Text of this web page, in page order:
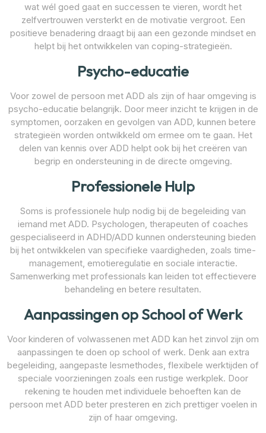
wat wél goed gaat en successen te vieren, wordt het
zelfvertrouwen versterkt en de motivatie vergroot. Een
positieve benadering draagt bij aan een gezonde mindset en
helpt bij het ontwikkelen van coping-strategieën.
Psycho-educatie
Voor zowel de persoon met ADD als zijn of haar omgeving is
psycho-educatie belangrijk. Door meer inzicht te krijgen in de
symptomen, oorzaken en gevolgen van ADD, kunnen betere
strategieën worden ontwikkeld om ermee om te gaan. Het
delen van kennis over ADD helpt ook bij het creëren van
begrip en ondersteuning in de directe omgeving.
Professionele Hulp
Soms is professionele hulp nodig bij de begeleiding van
iemand met ADD. Psychologen, therapeuten of coaches
gespecialiseerd in ADHD/ADD kunnen ondersteuning bieden
bij het ontwikkelen van specifieke vaardigheden, zoals time-
management, emotieregulatie en sociale interactie.
Samenwerking met professionals kan leiden tot effectievere
behandeling en betere resultaten.
Aanpassingen op School of Werk
Voor kinderen of volwassenen met ADD kan het zinvol zijn om
aanpassingen te doen op school of werk. Denk aan extra
begeleiding, aangepaste lesmethodes, flexibele werktijden of
speciale voorzieningen zoals een rustige werkplek. Door
rekening te houden met individuele behoeften kan de
persoon met ADD beter presteren en zich prettiger voelen in
zijn of haar omgeving.